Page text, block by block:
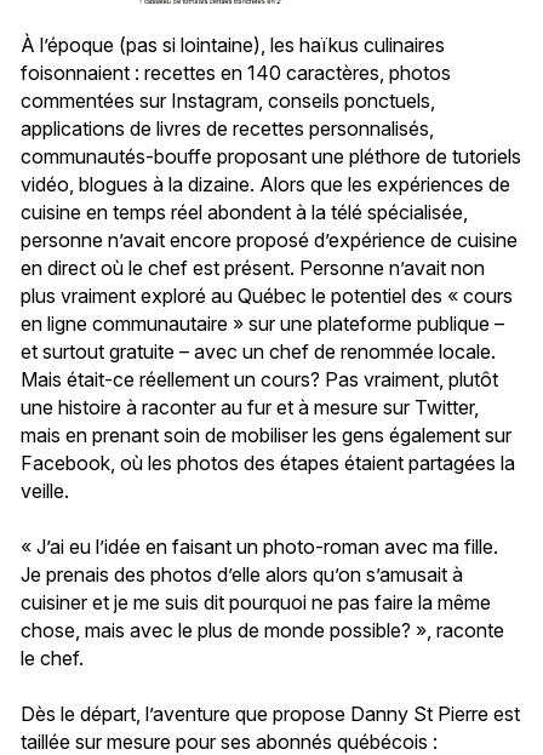
À l’époque (pas si lointaine), les haïkus culinaires
foisonnaient : recettes en 140 caractères, photos
commentées sur Instagram, conseils ponctuels,
applications de livres de recettes personnalisés,
communautés-bouffe proposant une pléthore de tutoriels
vidéo, blogues à la dizaine. Alors que les expériences de
cuisine en temps réel abondent à la télé spécialisée,
personne n’avait encore proposé d’expérience de cuisine
en direct où le chef est présent. Personne n’avait non
plus vraiment exploré au Québec le potentiel des « cours
en ligne communautaire » sur une plateforme publique –
et surtout gratuite – avec un chef de renommée locale.
Mais était-ce réellement un cours? Pas vraiment, plutôt
une histoire à raconter au fur et à mesure sur Twitter,
mais en prenant soin de mobiliser les gens également sur
Facebook, où les photos des étapes étaient partagées la
veille.
« J’ai eu l’idée en faisant un photo-roman avec ma fille.
Je prenais des photos d’elle alors qu’on s’amusait à
cuisiner et je me suis dit pourquoi ne pas faire la même
chose, mais avec le plus de monde possible? », raconte
le chef.
Dès le départ, l’aventure que propose Danny St Pierre est
taillée sur mesure pour ses abonnés québécois :